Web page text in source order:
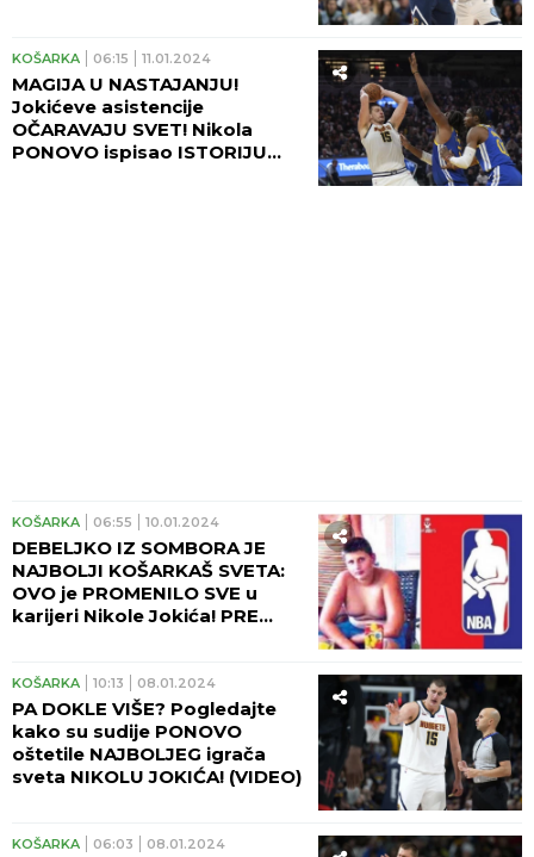
KOŠARKA 06:15 11.01.2024
MAGIJA U NASTAJANJU!
Jokićeve asistencije
OČARAVAJU SVET! Nikola
PONOVO ispisao ISTORIJU
KOŠARKA 06:55 10.01.2024
DEBELJKO IZ SOMBORA JE
NAJBOLJI KOŠARKAŠ SVETA:
OVO je PROMENILO SVE u
karijeri Nikole Jokića! PRE
KOŠARKA 10:13 08.01.2024
PA DOKLE VIŠE? Pogledajte
kako su sudije PONOVO
oštetile NAJBOLJEG igrača
sveta NIKOLU JOKIĆA! (VIDEO)
KOŠARKA 06:03 08.01.2024